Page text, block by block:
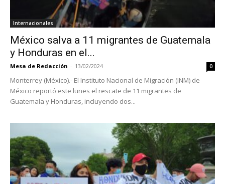
Internacionales
México salva a 11 migrantes de Guatemala
y Honduras en el...
Mesa de Redacción - 13/02/2024 0
Monterrey (México).- El Instituto Nacional de Migración (INM) de
México reportó este lunes el rescate de 11 migrantes de
Guatemala y Honduras, incluyendo dos...